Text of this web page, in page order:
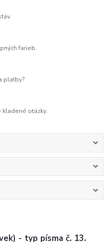
farieb.
platby?
otázky.
- typ písma č. 13.